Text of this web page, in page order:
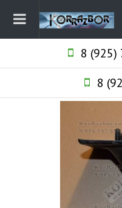
8 (925)
8